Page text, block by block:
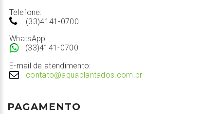
Telefone:
(33)4141-0700
WhatsApp:
(33)4141-0700
E-mail de atendimento:
contato@aquaplantados.com.br
PAGAMENTO